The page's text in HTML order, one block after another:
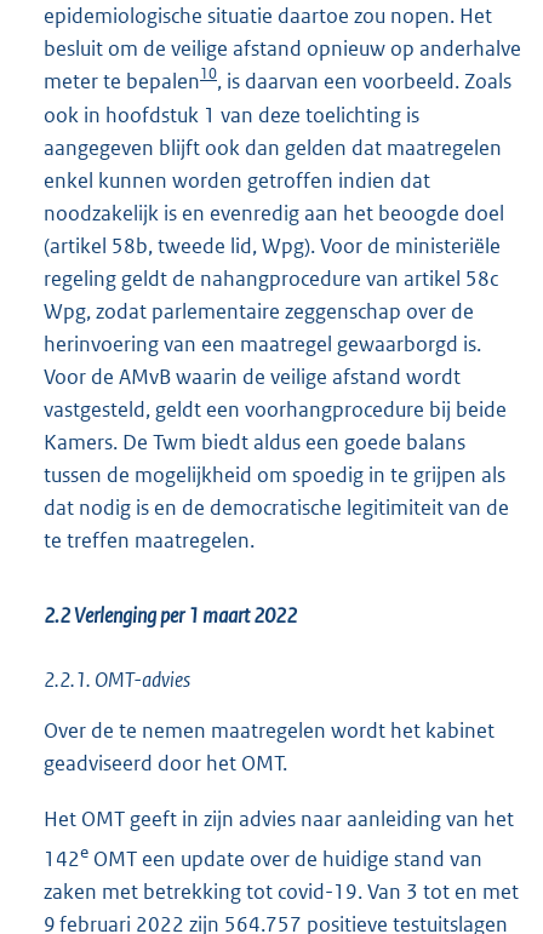
epidemiologische situatie daartoe zou nopen. Het
besluit om de veilige afstand opnieuw op anderhalve
meter te bepalen10, is daarvan een voorbeeld. Zoals
ook in hoofdstuk 1 van deze toelichting is
aangegeven blijft ook dan gelden dat maatregelen
enkel kunnen worden getroffen indien dat
noodzakelijk is en evenredig aan het beoogde doel
(artikel 58b, tweede lid, Wpg). Voor de ministeriële
regeling geldt de nahangprocedure van artikel 58c
Wpg, zodat parlementaire zeggenschap over de
herinvoering van een maatregel gewaarborgd is.
Voor de AMvB waarin de veilige afstand wordt
vastgesteld, geldt een voorhangprocedure bij beide
Kamers. De Twm biedt aldus een goede balans
tussen de mogelijkheid om spoedig in te grijpen als
dat nodig is en de democratische legitimiteit van de
te treffen maatregelen.
2.2 Verlenging per 1 maart 2022
2.2.1. OMT-advies
Over de te nemen maatregelen wordt het kabinet
geadviseerd door het OMT.
Het OMT geeft in zijn advies naar aanleiding van het
142e OMT een update over de huidige stand van
zaken met betrekking tot covid-19. Van 3 tot en met
9 februari 2022 zijn 564.757 positieve testuitslagen